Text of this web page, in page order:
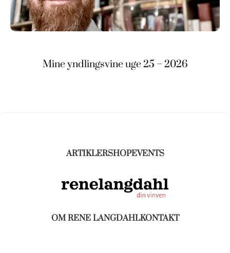
Mine yndlingsvine uge 25 – 2026
ARTIKLERSHOPEVENTS
OM RENE LANGDAHLKONTAKT